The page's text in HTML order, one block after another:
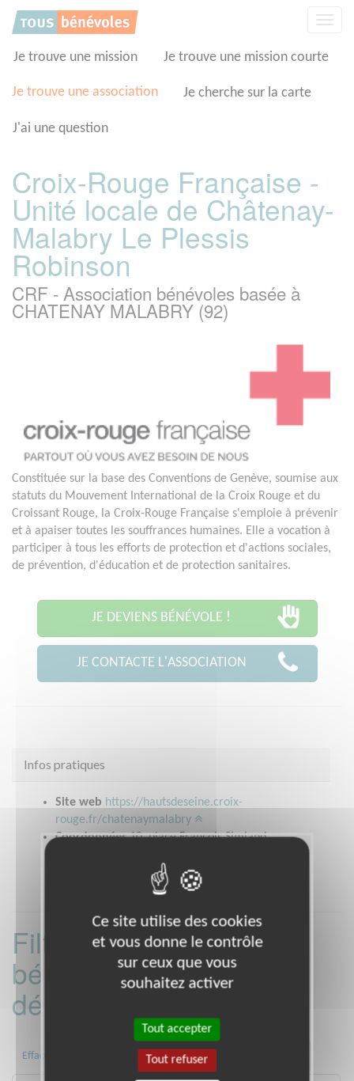
Je trouve une mission Je trouve une mission courte
Je trouve une association Je cherche sur la carte
J'ai une question
Croix-Rouge Française -
Unité locale de Châtenay-
Malabry Le Plessis
Robinson
CRF - Association bénévoles basée à
CHATENAY MALABRY (92)
Constituée sur la base des Conventions de Genève, soumise aux
statuts du Mouvement International de la Croix Rouge et du
Croissant Rouge, la Croix-Rouge Française s'emploie à prévenir
et à apaiser toutes les souffrances humaines. Elle a vocation à
participer à tous les efforts de protection et d'actions sociales,
de prévention, d'éducation et de protection sanitaires.
JE DEVIENS BÉNÉVOLE !
JE CONTACTE L'ASSOCIATION
Infos pratiques
Site web https://hautsdeseine.croix-
rouge.fr/chatenaymalabry
Coordonnées10, place François Simiand
Filtrer les missions
bénévoles par
département :
Effacer 13 15
Panneau de gestion des cookies
Ce site utilise des cookies
et vous donne le contrôle
sur ceux que vous
souhaitez activer
Tout accepter
Tout refuser